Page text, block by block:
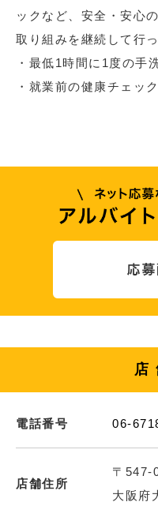
ックなど、安全・安心
取り組みを継続して行
・最低1時間に1度の手
・就業前の健康チェッ
店
電話番号 06-
店舗住所
〒547-
大阪府